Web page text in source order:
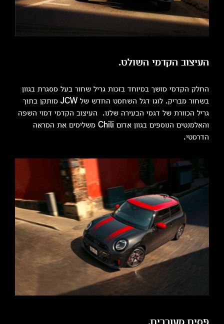
העיצוב הקדמי השולט.
החלק הקדמי מושך במיוחד בזכות גריל שחור בעל מסגרת בגוון
בשחור מבריק. לוגו דגל השחמט החדש של JCW מותקן בתוך
גריל הכוורת של דגמי הבעירה שלנו. העיצוב הקדמי דמוי השפה
והאלמנטים הנוספים בגוון אדום Chili משלימים את המראה
הדרמטי.